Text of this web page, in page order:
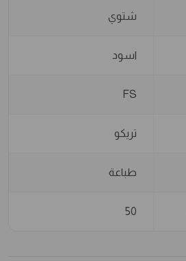
شتوي
اسود
FS
تريكو
طباعة
50